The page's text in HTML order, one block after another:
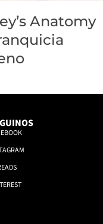
Anatomy